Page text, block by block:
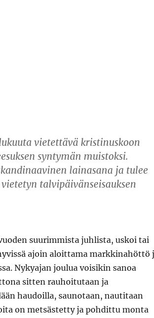
vietettävä kristinuskoon
syntymän muistoksi.
lainasana ja tulee
talvipäivänseisauksen
suurimmista juhlista, uskoi tai
ajoin aloittama markkinahöttö
Nykyajan joulua voisikin sanoa
sitten rauhoitutaan ja
haudoilla, saunotaan, nautitaan
on metsästetty ja pohdittu monta